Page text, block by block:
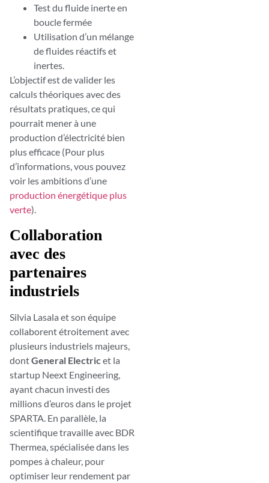
Test du fluide inerte en
boucle fermée
Utilisation d’un mélange
de fluides réactifs et
inertes.
L’objectif est de valider les
calculs théoriques avec des
résultats pratiques, ce qui
pourrait mener à une
production d’électricité bien
plus efficace (Pour plus
d’informations, vous pouvez
voir les ambitions d’une
production énergétique plus
verte).
Collaboration
avec des
partenaires
industriels
Silvia Lasala et son équipe
collaborent étroitement avec
plusieurs industriels majeurs,
dontGeneral Electric et la
startup Neext Engineering,
ayant chacun investi des
millions d’euros dans le projet
SPARTA. En parallèle, la
scientifique travaille avec BDR
Thermea, spécialisée dans les
pompes à chaleur, pour
optimiser leur rendement par